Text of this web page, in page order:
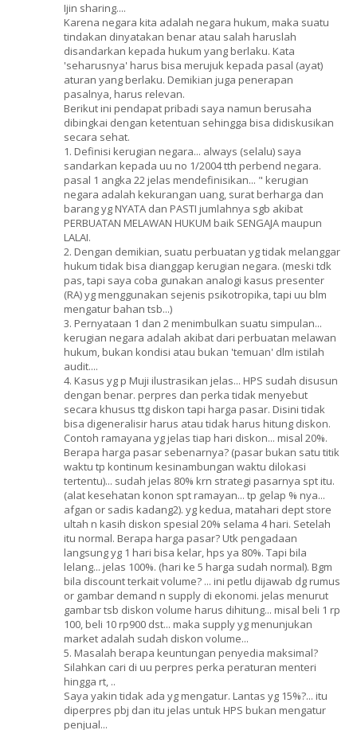
Ijin sharing....
Karena negara kita adalah negara hukum, maka suatu
tindakan dinyatakan benar atau salah haruslah
disandarkan kepada hukum yang berlaku. Kata
'seharusnya' harus bisa merujuk kepada pasal (ayat)
aturan yang berlaku. Demikian juga penerapan
pasalnya, harus relevan.
Berikut ini pendapat pribadi saya namun berusaha
dibingkai dengan ketentuan sehingga bisa didiskusikan
secara sehat.
1. Definisi kerugian negara... always (selalu) saya
sandarkan kepada uu no 1/2004 tth perbend negara.
pasal 1 angka 22 jelas mendefinisikan... " kerugian
negara adalah kekurangan uang, surat berharga dan
barang yg NYATA dan PASTI jumlahnya sgb akibat
PERBUATAN MELAWAN HUKUM baik SENGAJA maupun
LALAI.
2. Dengan demikian, suatu perbuatan yg tidak melanggar
hukum tidak bisa dianggap kerugian negara. (meski tdk
pas, tapi saya coba gunakan analogi kasus presenter
(RA) yg menggunakan sejenis psikotropika, tapi uu blm
mengatur bahan tsb...)
3. Pernyataan 1 dan 2 menimbulkan suatu simpulan...
kerugian negara adalah akibat dari perbuatan melawan
hukum, bukan kondisi atau bukan 'temuan' dlm istilah
audit....
4. Kasus yg p Muji ilustrasikan jelas... HPS sudah disusun
dengan benar. perpres dan perka tidak menyebut
secara khusus ttg diskon tapi harga pasar. Disini tidak
bisa digeneralisir harus atau tidak harus hitung diskon.
Contoh ramayana yg jelas tiap hari diskon... misal 20%.
Berapa harga pasar sebenarnya? (pasar bukan satu titik
waktu tp kontinum kesinambungan waktu dilokasi
tertentu)... sudah jelas 80% krn strategi pasarnya spt itu.
(alat kesehatan konon spt ramayan... tp gelap % nya...
afgan or sadis kadang2). yg kedua, matahari dept store
ultah n kasih diskon spesial 20% selama 4 hari. Setelah
itu normal. Berapa harga pasar? Utk pengadaan
langsung yg 1 hari bisa kelar, hps ya 80%. Tapi bila
lelang... jelas 100%. (hari ke 5 harga sudah normal). Bgm
bila discount terkait volume? ... ini petlu dijawab dg rumus
or gambar demand n supply di ekonomi. jelas menurut
gambar tsb diskon volume harus dihitung... misal beli 1 rp
100, beli 10 rp900 dst... maka supply yg menunjukan
market adalah sudah diskon volume...
5. Masalah berapa keuntungan penyedia maksimal?
Silahkan cari di uu perpres perka peraturan menteri
hingga rt, ..
Saya yakin tidak ada yg mengatur. Lantas yg 15%?... itu
diperpres pbj dan itu jelas untuk HPS bukan mengatur
penjual...